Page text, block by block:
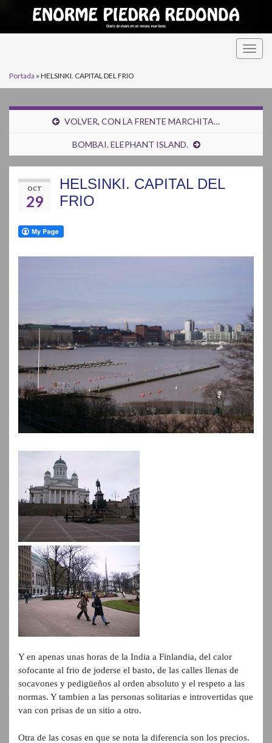
Portada » HELSINKI. CAPITAL DEL FRIO
VOLVER, CON LA FRENTE MARCHITA…
BOMBAI. ELEPHANT ISLAND.
OCT
29
HELSINKI. CAPITAL DEL
FRIO
Y en apenas unas horas de la India a Finlandia, del calor
sofocante al frio de joderse el basto, de las calles llenas de
socavones y pedigüeños al orden absoluto y el respeto a las
normas. Y tambien a las personas solitarias e introvertidas que
van con prisas de un sitio a otro.
Otra de las cosas en que se nota la diferencia son los precios.